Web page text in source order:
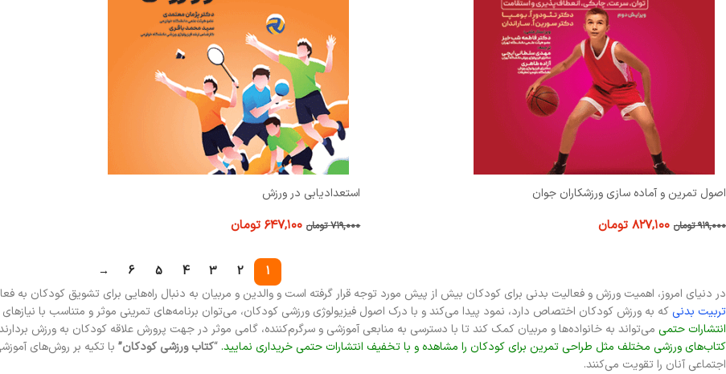
اصول تمرین و آماده سازی ورزشکاران جوان
۹۱۹,۰۰۰ تومان ۸۲۷,۱۰۰ تومان
استعدادیابی در ورزش
۷۱۹,۰۰۰ تومان ۶۴۷,۱۰۰ تومان
1
2
3
4
5
6
→
در دنیای امروز، اهمیت ورزش و فعالیت بدنی برای کودکان بیش از پیش مورد توجه قرار گرفته است و والدین و مربیان به دنبال راه‌هایی برای تشویق کودکان به
تربیت بدنی که به ورزش کودکان اختصاص دارد، نمود پیدا می‌کند و با درک اصول فیزیولوژی ورزشی کودکان، می‌توان برنامه‌های تمرینی موثر و متناسب با
انتشارات حتمی می‌تواند به خانواده‌ها و مربیان کمک کند تا با دسترسی به منابعی آموزشی و سرگرم‌کننده، گامی موثر در جهت پرورش علاقه کودکان به ورزش
کتاب‌های ورزشی مختلف مثل طراحی تمرین برای کودکان را مشاهده و با تخفیف انتشارات حتمی خریداری نمایید.“کتابورزشی کودکان” با تکیه بر روش‌های
اجتماعی آنان را تقویت می‌کنند.